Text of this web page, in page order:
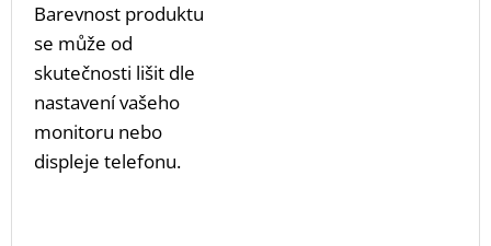
Barevnost produktu
se může od
skutečnosti lišit dle
nastavení vašeho
monitoru nebo
displeje telefonu.